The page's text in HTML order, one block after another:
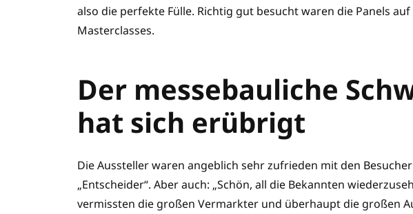
also die perfekte Fülle. Richtig gut besucht waren die Panels
Masterclasses.
Der messebauliche
hat sich erübrigt
Die Aussteller waren angeblich sehr zufrieden mit den
„Entscheider“. Aber auch: „Schön, all die Bekannten
vermissten die großen Vermarkter und überhaupt die großen